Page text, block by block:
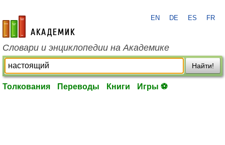
academic.ru
EN DE ES FR
Словари и энциклопедии на Академике
Найти!
Толкования Переводы Книги Игры ⚽